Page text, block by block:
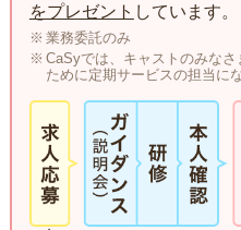
をプレゼント しています。
業務委託のみ
CaSyでは、キャストのみな
ために定期サービスの担当に